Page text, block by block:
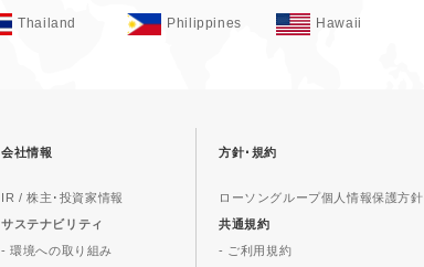
Thailand Philippines Hawaii
会社情報
IR / 株主･投資家情報
サステナビリティ
- 環境への取り組み
方針･規約
ローソングループ個人情報保護方針
共通規約
- ご利用規約